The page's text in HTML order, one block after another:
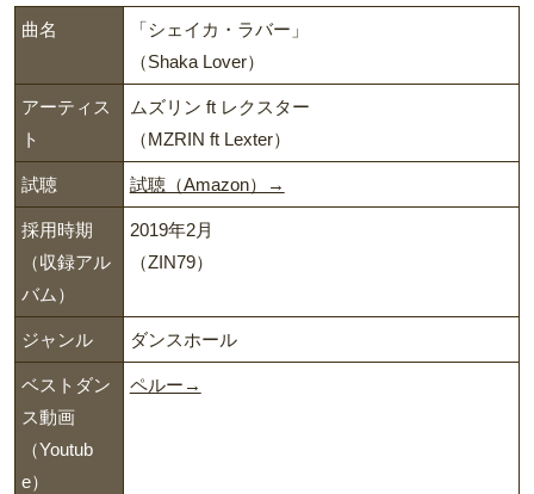
曲名
「シェイカ・ラバー」
（Shaka Lover）
アーティス
ト
ムズリン ft レクスター
（MZRIN ft Lexter）
試聴 試聴（Amazon）→
採用時期
（収録アル
バム）
2019年2月
（ZIN79）
ジャンル ダンスホール
ベストダン
ス動画
（Youtub
e）
ペルー→